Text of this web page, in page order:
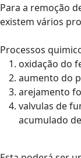
Para a remoção
existem vários
Processos
oxidação do
aumento do
arejamento
valvulas de
acumulado